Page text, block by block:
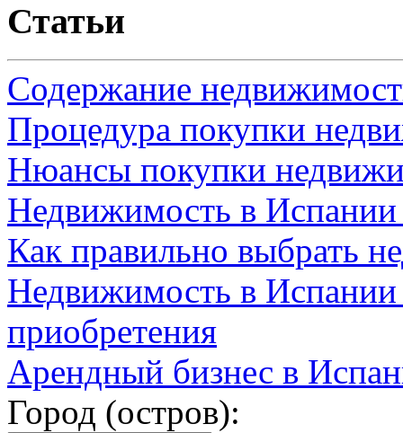
Статьи
Содержание
Процедура покупки
Нюансы покупки
Недвижимость в
Как правильно выбрать
Недвижимость в Испании
приобретения
Арендный бизнес в
Город (остров):